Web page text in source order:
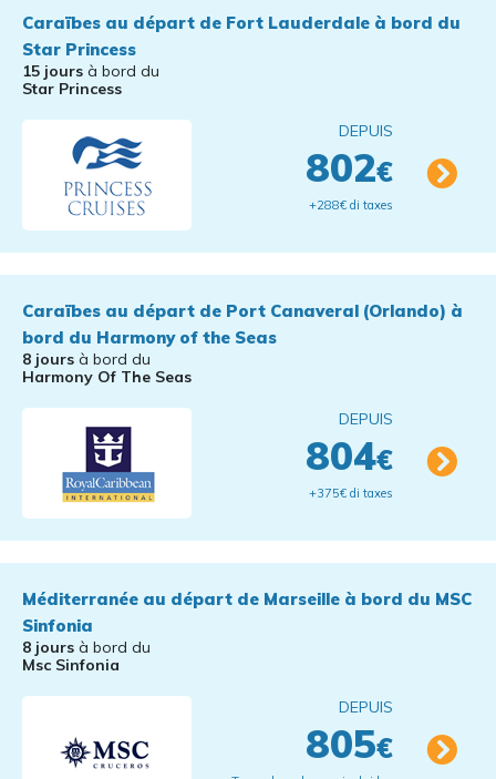
Caraïbes au départ de Fort Lauderdale à bord du
Star Princess
15 jours à bord du
Star Princess
DEPUIS
802€
+288€ di taxes
Caraïbes au départ de Port Canaveral (Orlando) à
bord du Harmony of the Seas
8 jours à bord du
Harmony Of The Seas
DEPUIS
804€
+375€ di taxes
Méditerranée au départ de Marseille à bord du MSC
Sinfonia
8 jours à bord du
Msc Sinfonia
DEPUIS
805€